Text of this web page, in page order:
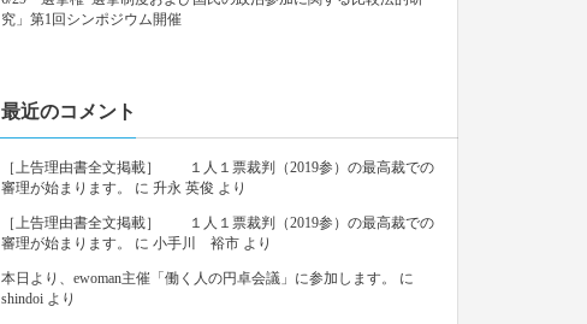
究」第1回シンポジウム開催
最近のコメント
［上告理由書全文掲載］ １人１票裁判（2019参）の最高裁での
審理が始まります。
に 升永 英俊 より
［上告理由書全文掲載］ １人１票裁判（2019参）の最高裁での
審理が始まります。
に 小手川 裕市 より
本日より、ewoman主催「働く人の円卓会議」に参加します。
に
shindoi より